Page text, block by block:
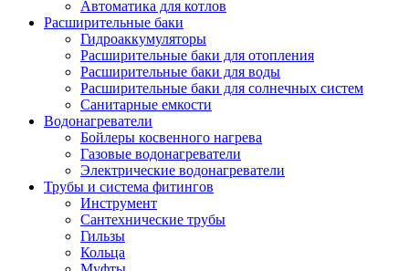
Автоматика для котлов
Расширительные баки
Гидроаккумуляторы
Расширительные баки для отопления
Расширительные баки для воды
Расширительные баки для солнечных систем
Санитарные емкости
Водонагреватели
Бойлеры косвенного нагрева
Газовые водонагреватели
Электрические водонагреватели
Трубы и система фитингов
Инструмент
Сантехнические трубы
Гильзы
Кольца